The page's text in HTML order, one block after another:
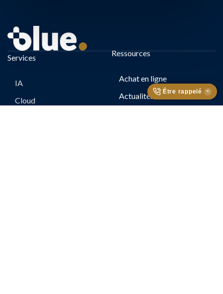
Être rappelé ✕
Services
IA
Cloud
Ressources
Achat en ligne
Actualités